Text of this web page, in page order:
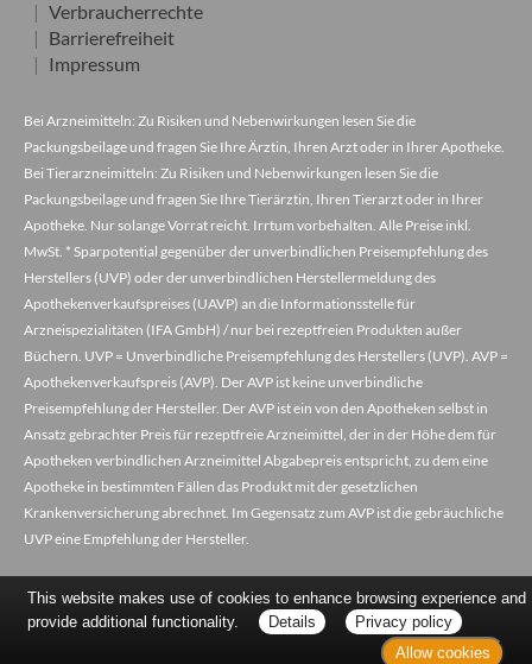
Verbraucherrechte
Barrierefreiheit
Impressum
Bei Arzneimitteln: Zu Risiken und Nebenwirkungen lesen Sie die
Packungsbeilage und fragen Sie Ihre Ärztin, Ihren Arzt oder in Ihrer Apotheke.
Bei Tierarzneimitteln: Zu Risiken und Nebenwirkungen lesen Sie die
Packungsbeilage und fragen Sie Ihre Tierärztin, Ihren Tierarzt oder in Ihrer
Apotheke. Nur solange Vorrat reicht. Irrtum vorbehalten. Alle Preise inkl.
MwSt. * Sparpotential gegenüber der unverbindlichen Preisempfehlung des
Herstellers (UVP) oder der unverbindlichen Herstellermeldung des
Apothekenverkaufspreises (UAVP) an die Informationsstelle für
Arzneispezialitäten (IFA GmbH) / nur bei rezeptfreien Produkten außer
Büchern. UVP = Unverbindliche Preisempfehlung des Herstellers (UVP). AVP =
Apothekenverkaufspreis (AVP). Der AVP ist keine unverbindliche
Preisempfehlung der Hersteller. Der AVP ist ein von den Apotheken selbst in
Ansatz gebrachter Preis für rezeptfreie Arzneimittel, der in der Höhe dem für
Apotheken verbindlichen Arzneimittel Abgabepreis entspricht, zu dem eine
Apotheke in bestimmten Fällen das Produkt mit der gesetzlichen
Krankenversicherung abrechnet. Im Gegensatz zum AVP ist die gebräuchliche
UVP eine Empfehlung der Hersteller.
This website makes use of cookies to enhance browsing experience and
provide additional functionality.
Details
Privacy policy
Allow cookies